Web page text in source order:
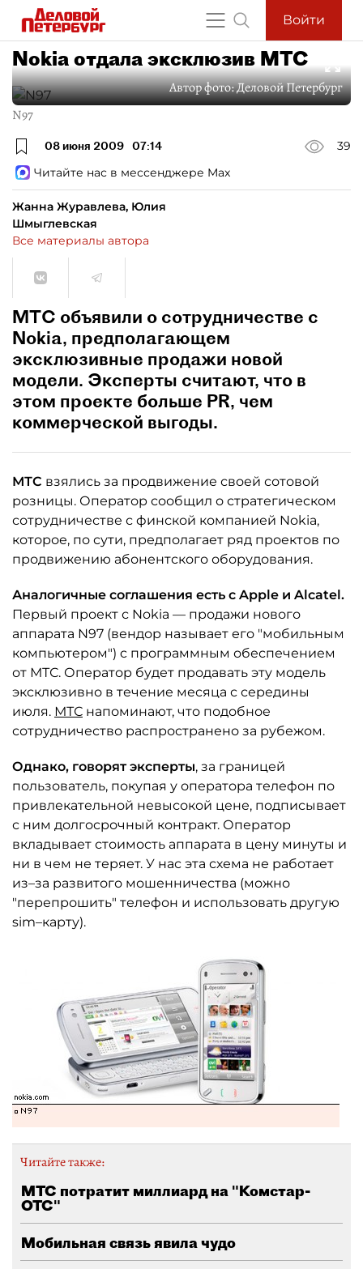
Войти
Nokia отдала эксклюзив МТС
Автор фото:Деловой Петербург
N97
08 июня 2009 07:14
39
Читайте нас в мессенджере Max
Жанна Журавлева, Юлия
Шмыглевская
Все материалы автора
МТС объявили о сотрудничестве с
Nokia, предполагающем
эксклюзивные продажи новой
модели. Эксперты считают, что в
этом проекте больше PR, чем
коммерческой выгоды.
МТС взялись за продвижение своей сотовой
розницы. Оператор сообщил о стратегическом
сотрудничестве с финской компанией Nokia,
которое, по сути, предполагает ряд проектов по
продвижению абонентского оборудования.
Аналогичные соглашения есть с Apple и Alcatel.
Первый проект с Nokia — продажи нового
аппарата N97 (вендор называет его "мобильным
компьютером") c программным обеспечением
от МТС. Оператор будет продавать эту модель
эксклюзивно в течение месяца с середины
июля. МТС напоминают, что подобное
сотрудничество распространено за рубежом.
Однако, говорят эксперты, за границей
пользователь, покупая у оператора телефон по
привлекательной невысокой цене, подписывает
с ним долгосрочный контракт. Оператор
вкладывает стоимость аппарата в цену минуты и
ни в чем не теряет. У нас эта схема не работает
из–за развитого мошенничества (можно
"перепрошить" телефон и использовать другую
sim–карту).
Читайте также:
МТС потратит миллиард на "Комстар-
ОТС"
Мобильная связь явила чудо